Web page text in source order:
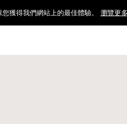
獲得我們網站上的最佳體驗。 瀏覽更